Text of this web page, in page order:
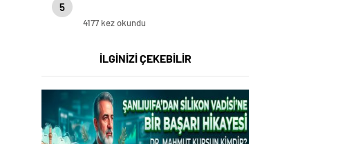
5
4177 kez okundu
İLGİNİZİ ÇEKEBİLİR